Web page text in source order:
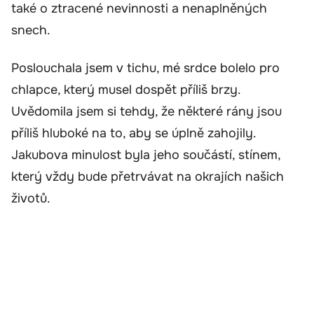
také o ztracené nevinnosti a nenaplněných
snech.
Poslouchala jsem v tichu, mé srdce bolelo pro
chlapce, který musel dospět příliš brzy.
Uvědomila jsem si tehdy, že některé rány jsou
příliš hluboké na to, aby se úplně zahojily.
Jakubova minulost byla jeho součástí, stínem,
který vždy bude přetrvávat na okrajích našich
životů.